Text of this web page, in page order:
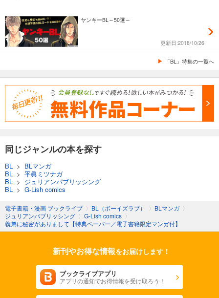
ヤンキーBL～50選～
更新日:2018/10/26
「BL」特集の一覧へ
同じジャンルの本を探す
BL > BLマンガ
BL
> 平眞ミツナガ
BL
> ジュリアンパブリッシング
BL
> G-Lish comics
電子書籍・漫画 ブックライブ 〉 BL（ボーイズラブ） 〉 BLマンガ 〉
ジュリアンパブリッシング 〉 G-Lish comics 〉
義弟に秘密がありまして【特典ペーパー／電子書籍限定マンガ付】
新刊やお得な情報をお届けします！
ブックライブアプリ
アプリの通知でお得情報を受け取ろう！